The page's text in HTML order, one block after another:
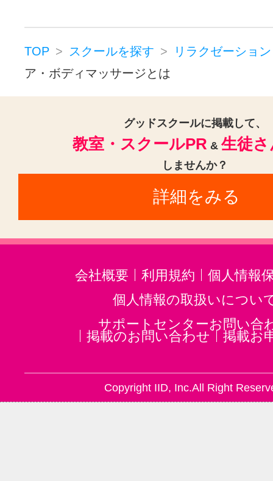
ハーブ検定(10)
アーユルヴェ
タラソテラピー(12)
整体・矯
カイロプラクティック(25)
かっさ(グアシャ)(4)
推拿（す
リフレクソロジー(192)
ヒーリ
マッサージ(370)
フットケア・フットマッサージ
タイ古式マッサージ(26)
ヘッドマッサージ・ヘッドスパ
スウェディッシュマッサージ(36)
バリニーズ(25)
ロミロミマッ
フレグランス・香水(9)
リラクゼーションその他(340)
TOP スクールを探す
リラクゼーショ
ア・ボディマッサージとは
グッドスクールに掲載して、
教室・スクールPR & 生徒
しませんか？
詳細をみる
会社概要 利用規約
個人情報
個人情報の取扱いについ
サポートセンターお問い合
掲載のお問い合わせ
掲載お
Copyright IID, Inc.All Right